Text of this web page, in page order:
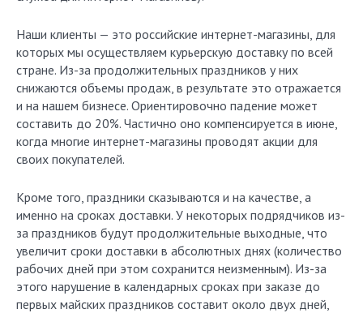
Наши клиенты — это российские интернет-магазины, для
которых мы осуществляем курьерскую доставку по всей
стране. Из-за продолжительных праздников у них
снижаются объемы продаж, в результате это отражается
и на нашем бизнесе. Ориентировочно падение может
составить до 20%. Частично оно компенсируется в июне,
когда многие интернет-магазины проводят акции для
своих покупателей.
Кроме того, праздники сказываются и на качестве, а
именно на сроках доставки. У некоторых подрядчиков из-
за праздников будут продолжительные выходные, что
увеличит сроки доставки в абсолютных днях (количество
рабочих дней при этом сохранится неизменным). Из-за
этого нарушение в календарных сроках при заказе до
первых майских праздников составит около двух дней,